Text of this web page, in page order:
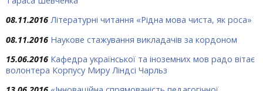
08.11.2016 Літературні читання «Рідна мова чиста, як роса»
08.11.2016 Наукове стажування викладачів за кордоном
15.06.2016 Кафедра української та іноземних мов радо вітає
волонтера Корпусу Миру Ліндсі Чарльз